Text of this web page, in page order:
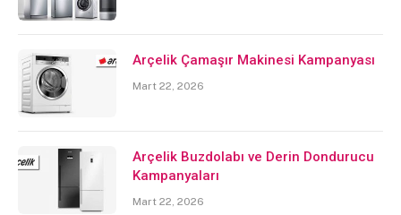
Arçelik Çamaşır Makinesi Kampanyası
Mart 22, 2026
Arçelik Buzdolabı ve Derin Dondurucu
Kampanyaları
Mart 22, 2026